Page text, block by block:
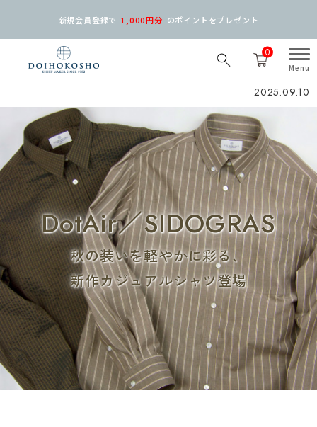
0
新規会員登録で 1,000円分 のポイントをプレゼント
2025.09.10
DotAir／SIDOGRAS
秋の装いを軽やかに彩る、
新作カジュアルシャツ登場